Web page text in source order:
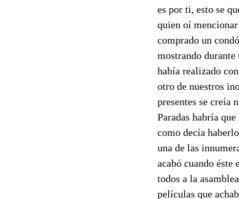
es por ti, esto se
quien oí
comprado un
mostrando durante
había realizado
otro de nuestros
presentes se creía
Paradas habría
como decía
una de las
acabó cuando éste
todos a la
películas que